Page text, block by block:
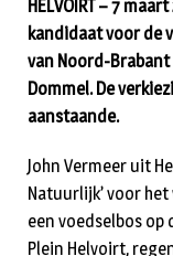
HELVOIRT – 7
kandidaat voor de
van Noord-Brabant
Dommel. De
aanstaande.
John Vermeer uit
Natuurlijk’ voor
een voedselbos op
Plein Helvoirt,